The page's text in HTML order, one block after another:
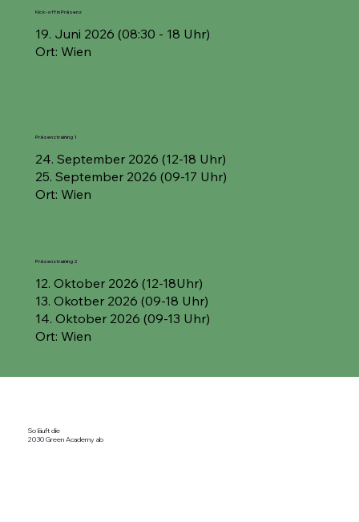
Kick-off in Präsenz
19. Juni 2026 (08:30 - 18 Uhr)
Ort: Wien
Präsenztraining 1
24. September 2026 (12-18 Uhr)
25. September 2026 (09-17 Uhr)
Ort: Wien
Präsenztraining 2
12. Oktober 2026 (12-18Uhr)
13. Okotber 2026 (09-18 Uhr)
14. Oktober 2026 (09-13 Uhr)
Ort: Wien
So läuft die
2030 Green Academy ab